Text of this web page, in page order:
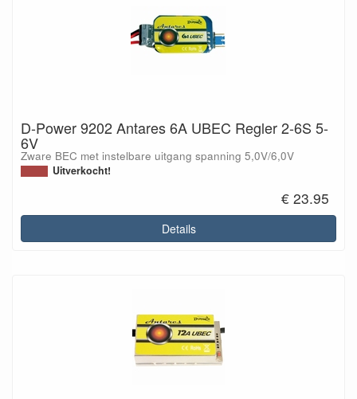
D-Power 9202 Antares 6A UBEC Regler 2-6S 5-
6V
Zware BEC met instelbare uitgang spanning 5,0V/6,0V
Uitverkocht!
€ 23.95
Details